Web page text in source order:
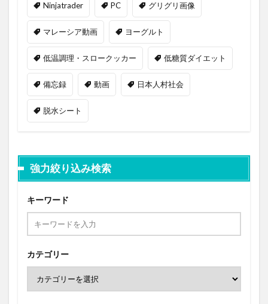
Ninjatrader PC グリグリ画像
マレーシア動画 ヨーグルト
低温調理・スロークッカー 低糖質ダイエット
備忘録 動画 日本人村社会
脱水シート
強力絞り込み検索
キーワード
カテゴリー